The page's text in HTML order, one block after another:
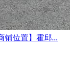
铺位置】霍邱...